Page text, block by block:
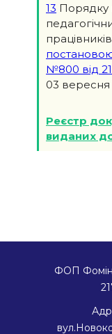
13 Порядку
постановою
№800 від
03 вересня
Реєстр
виданих
ФОП